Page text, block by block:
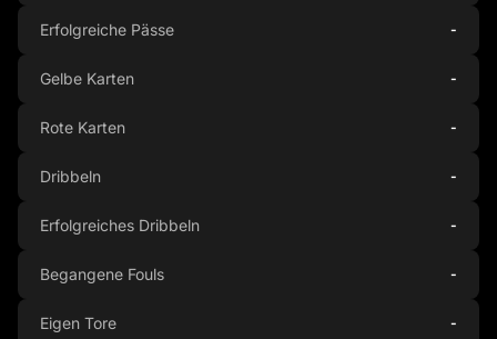
Erfolgreiche Pässe -
Gelbe Karten -
Rote Karten -
Dribbeln -
Erfolgreiches Dribbeln -
Begangene Fouls -
Eigen Tore -